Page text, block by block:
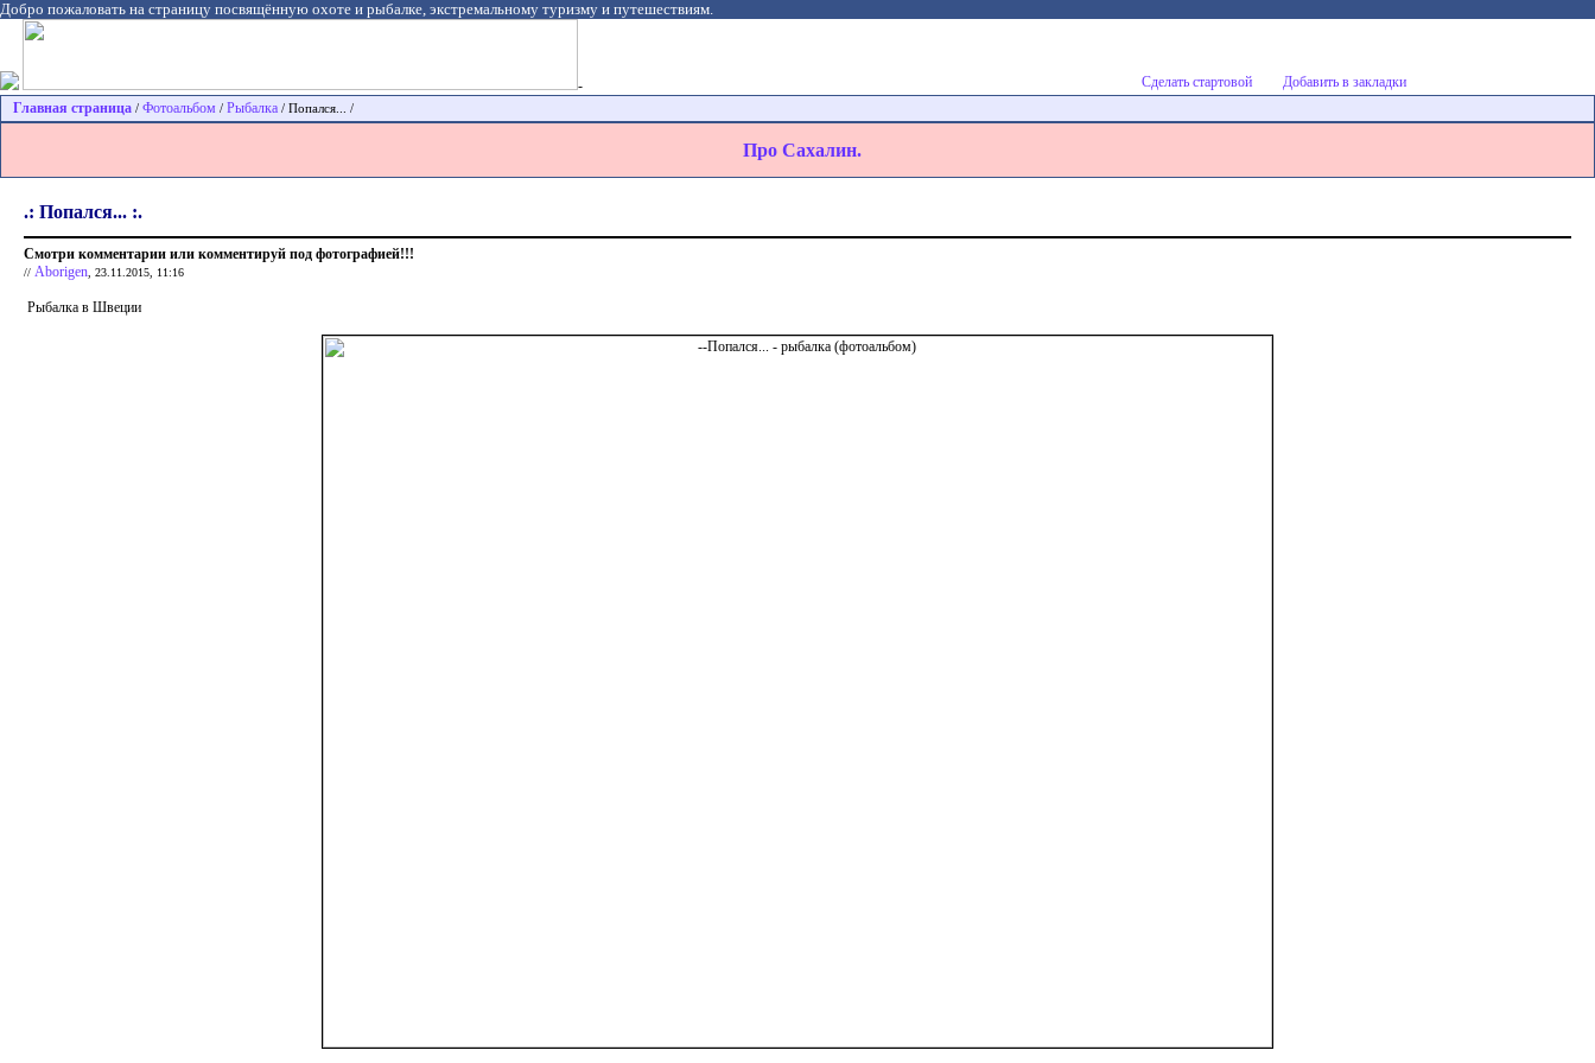
Добро пожаловать на страницу посвящённую охоте и рыбалке, экстремальному туризму и путешествиям.
- Сделать стартовой
Добавить в закладки
Главная страница / Фотоальбом / Рыбалка / Попался... /
Про Сахалин.
.: Попался... :.
Смотри комментарии или комментируй под фотографией!!!
// Aborigen , 23.11.2015, 11:16
Рыбалка в Швеции